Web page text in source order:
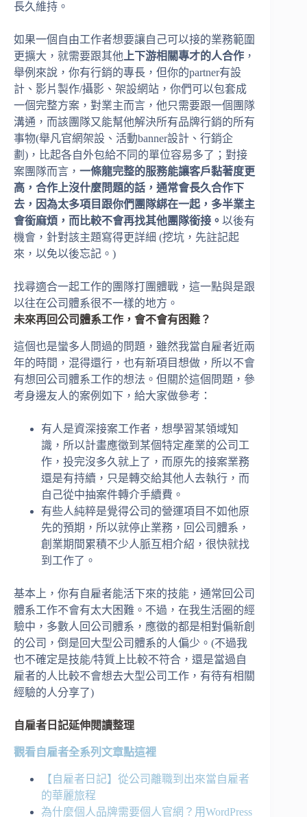
長久維持。
如果一個自由工作者想要讓自己可以接的業務範圍
更擴大，就需要跟其他 上下游相關專才的人合作 ，
舉例來說，你有行銷的專長，但你的partner有設
計、影片製作/攝影、架設網站，你們可以包套成
一個完整方案，對業主而言，他只需要跟一個團隊
溝通，而該團隊又能幫他解決所有品牌行銷的所有
事物(舉凡官網架設、活動banner設計、行銷企
劃)，比起各自外包給不同的單位容易多了；對接
案團隊而言， 一條龍完整的服務能讓客戶黏著度更
高，合作上沒什麼問題的話，通常會長久合作下
去，因為太多項目跟你們團隊綁在一起，多半業主
會銜麻煩，而比較不會再找其他團隊銜接。 以後有
機會，針對該主題寫得更詳細 (挖坑，先註記起
來，以免以後忘記。)
找尋適合一起工作的團隊打團體戰，這一點與是跟
以往在公司體系很不一樣的地方。
未來再回公司體系工作，會不會有困難？
這個也是蠻多人問過的問題，雖然我當自雇者近兩
年的時間，混得還行，也有新項目想做，所以不會
有想回公司體系工作的想法。但關於這個問題，參
考身邊友人的案例如下，給大家做參考：
有人是資深接案工作者，想學習某領域知
識，所以計畫應徵到某個特定產業的公司工
作，投完沒多久就上了，而原先的接案業務
還是有持續，只是轉交給其他人去執行，而
自己從中抽案件轉介手續費。
有些人純粹是覺得公司的營運項目不如他原
先的預期，所以就停止業務，回公司體系，
創業期間累積不少人脈互相介紹，很快就找
到工作了。
基本上，你有自雇者能活下來的技能，通常回公司
體系工作不會有太大困難。不過，在我生活圈的經
驗中，多數人回公司體系，應徵的都是相對偏新創
的公司，倒是回大型公司體系的人偏少。(不過我
也不確定是技能/特質上比較不符合，還是當過自
雇者的人比較不會想去大型公司工作，有待有相關
經驗的人分享了)
自雇者日記延伸閱讀整理
觀看自雇者全系列文章點這裡
【自雇者日記】從公司離職到出來當自雇者
的華麗旅程
為什麼個人品牌需要個人官網？用WordPress